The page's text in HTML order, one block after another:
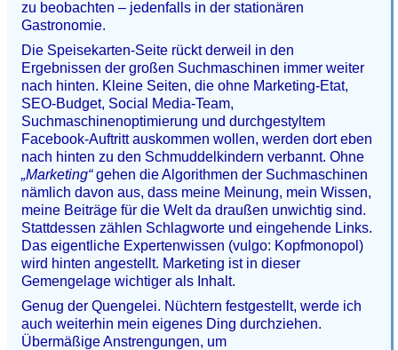
zu beobachten – jedenfalls in der stationären
Gastronomie.
Die Speisekarten-Seite rückt derweil in den
Ergebnissen der großen Suchmaschinen immer weiter
nach hinten. Kleine Seiten, die ohne Marketing-Etat,
SEO-Budget, Social Media-Team,
Suchmaschinenoptimierung und durchgestyltem
Facebook-Auftritt auskommen wollen, werden dort eben
nach hinten zu den Schmuddelkindern verbannt. Ohne
„Marketing“gehen die Algorithmen der Suchmaschinen
nämlich davon aus, dass meine Meinung, mein Wissen,
meine Beiträge für die Welt da draußen unwichtig sind.
Stattdessen zählen Schlagworte und eingehende Links.
Das eigentliche Expertenwissen (vulgo: Kopfmonopol)
wird hinten angestellt. Marketing ist in dieser
Gemengelage wichtiger als Inhalt.
Genug der Quengelei. Nüchtern festgestellt, werde ich
auch weiterhin mein eigenes Ding durchziehen.
Übermäßige Anstrengungen, um